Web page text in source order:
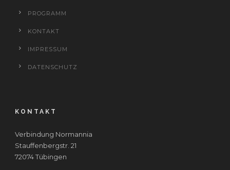
PROGRAMM
KONTAKT
IMPRESSUM
DATENSCHUTZ
KONTAKT
Verbindung Normannia
Stauffenbergstr. 21
72074 Tübingen